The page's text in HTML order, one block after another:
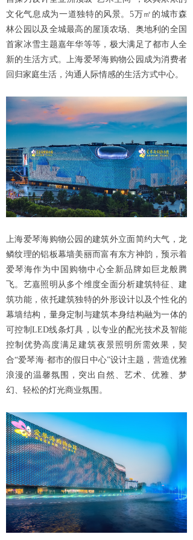
文化气息成为一道独特的风景。5万㎡的城市森
林公园以及全城最高的屋顶农场、奥地利的全国
首家冰雪主题嘉年华等等，极大满足了都市人全
新的生活方式。上海爱琴海购物公园成为消费者
回归家庭生活，沟通人际情感的生活方式中心。
上海爱琴海购物公园的建筑外立面简约大气，龙
鳞纹理的铝板幕墙美丽而富有东方神韵，预示着
爱琴海作为中国购物中心全新品牌如巨龙般腾
飞。艺嘉照明从多个维度全面分析建筑特征、建
筑功能，依托建筑独特的外形设计以及个性化的
幕墙结构，量身定制与建筑本身结构融为一体的
可控制LED线条灯具，以专业的配光技术及智能
控制优势高度满足建筑夜景照明所需效果，契
合“爱琴海·都市的假日中心”设计主题，营造优雅
浪漫的温馨氛围，突出自然、艺术、优雅、梦
幻、轻松的灯光商业氛围。